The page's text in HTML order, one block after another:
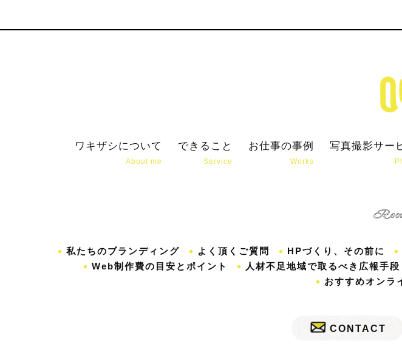
ワキザシについて
About me
できること
Service
お仕事の事例
Works
写真撮影サー
私たちのブランディング よく頂くご質問 HPづくり、その前に
Web制作費の目安とポイント
人材不足地域で取るべき広報手段
おすすめオンラ
CONTACT